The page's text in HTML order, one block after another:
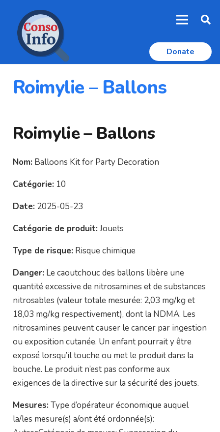
Donate
Roimylie – Ballons
Roimylie – Ballons
Nom: Balloons Kit for Party Decoration
Catégorie: 10
Date: 2025-05-23
Catégorie de produit: Jouets
Type de risque: Risque chimique
Danger: Le caoutchouc des ballons libère une
quantité excessive de nitrosamines et de substances
nitrosables (valeur totale mesurée: 2,03 mg/kg et
18,03 mg/kg respectivement), dont la NDMA. Les
nitrosamines peuvent causer le cancer par ingestion
ou exposition cutanée. Un enfant pourrait y être
exposé lorsqu’il touche ou met le produit dans la
bouche. Le produit n’est pas conforme aux
exigences de la directive sur la sécurité des jouets.
Mesures: Type d’opérateur économique auquel
la/les mesure(s) a/ont été ordonnée(s):